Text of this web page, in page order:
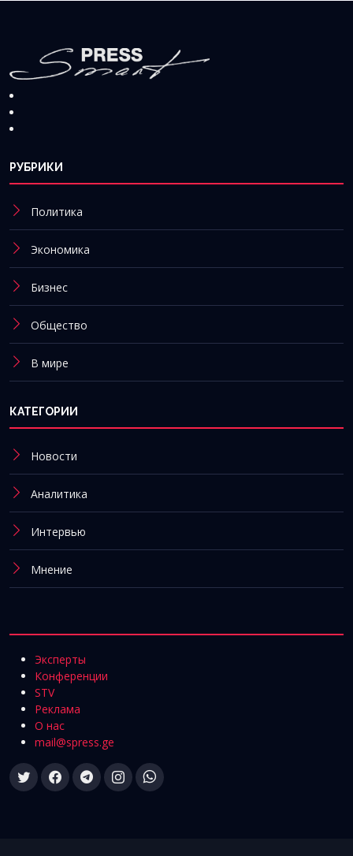
РУБРИКИ
Политика
Экономика
Бизнес
Общество
В мире
КАТЕГОРИИ
Новости
Аналитика
Интервью
Мнение
Эксперты
Конференции
STV
Реклама
О нас
mail@spress.ge